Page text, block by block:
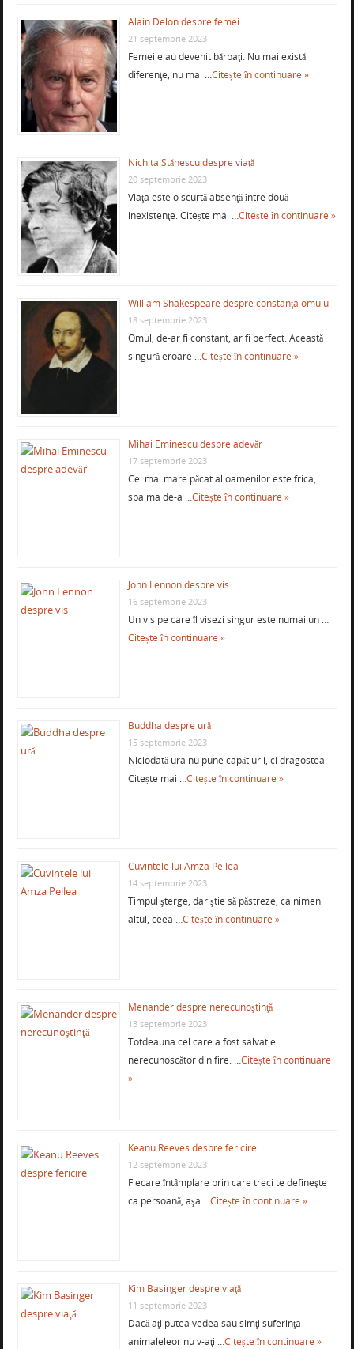
Alain Delon despre femei
21 septembrie 2023
Femeile au devenit bărbaţi. Nu mai există
diferenţe, nu mai …Citește în continuare »
Nichita Stănescu despre viaţă
20 septembrie 2023
Viaţa este o scurtă absenţă între două
inexistenţe. Citește mai …Citește în continuare »
William Shakespeare despre constanţa omului
18 septembrie 2023
Omul, de-ar fi constant, ar fi perfect. Această
singură eroare …Citește în continuare »
Mihai Eminescu despre adevăr
17 septembrie 2023
Cel mai mare păcat al oamenilor este frica,
spaima de-a …Citește în continuare »
John Lennon despre vis
16 septembrie 2023
Un vis pe care îl visezi singur este numai un …
Citește în continuare »
Buddha despre ură
15 septembrie 2023
Niciodată ura nu pune capăt urii, ci dragostea.
Citește mai …Citește în continuare »
Cuvintele lui Amza Pellea
14 septembrie 2023
Timpul şterge, dar ştie să păstreze, ca nimeni
altul, ceea …Citește în continuare »
Menander despre nerecunoştinţă
13 septembrie 2023
Totdeauna cel care a fost salvat e
nerecunoscător din fire. …Citește în continuare
»
Keanu Reeves despre fericire
12 septembrie 2023
Fiecare întâmplare prin care treci te defineşte
ca persoană, aşa …Citește în continuare »
Kim Basinger despre viaţă
11 septembrie 2023
Dacă aţi putea vedea sau simţi suferinţa
animaleleor nu v-aţi …Citește în continuare »